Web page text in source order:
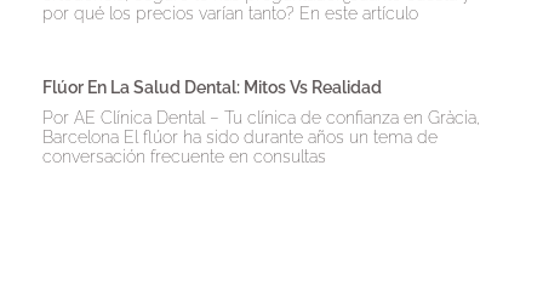
por qué los precios varían tanto? En este artículo
Flúor En La Salud Dental: Mitos Vs Realidad
Por AE Clínica Dental – Tu clínica de confianza en Gràcia,
Barcelona El flúor ha sido durante años un tema de
conversación frecuente en consultas